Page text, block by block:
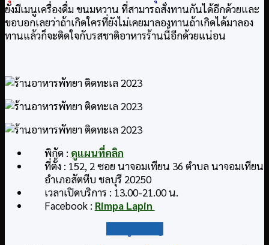
ยังมีเมนูเครื่องดื่ม ขนมหวาน ที่สามารถสั่งทานกันได้อีกด้วยและ
ขอบอกเลยว่าถ้าเกิดใครที่ยังไม่เคยมาลองทานถ้าเกิดได้มาลอง
ทานแล้วก็จะติดใจกับรสชาติอาหารร้านนี้อีกด้วยแน่อน
พิกัด : ดูแผนที่คลิก
ที่ตั้ง : 152, 2 ซอย นาจอมเทียน 36 ตำบล นาจอมเทียน
อำเภอสัตหีบ ชลบุรี 20250
เวลาเปิดบริการ : 13.00-21.00 น.
Facebook : Rimpa Lapin